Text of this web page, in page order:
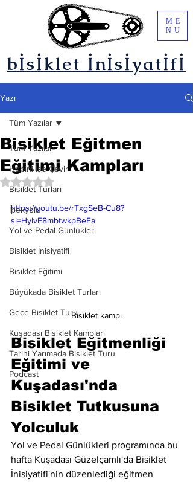
bİsİklet İnİsİyatİfİ
ME
NU
Yazı
Tüm Yazılar
Hobini İşe Çevir
Bisiklet Turları
İpekyolu
Yol ve Pedal Günlükleri
Bisiklet İnisiyatifi
Bisiklet Eğitimi
Büyükada Bisiklet Turları
Gece Bisiklet Turu
Kuşadası Bisiklet Kampları
Tarihi Yarımada Bisiklet Turu
Podcast
Tüm Yazılar
Bisiklet Eğitmen
Eğitimi Kampları
5 üzerinden NaN yıldız
https://youtu.be/rTxgSeB-Cu8?
si=HyIvE8mbtwkpBeEa
Bisiklet kampı
Bisiklet Eğitmenliği
Eğitimi ve
Kuşadası'nda
Bisiklet Tutkusuna
Yolculuk
Yol ve Pedal Günlükleri programında bu
hafta Kuşadası Güzelçamlı'da Bisiklet
İnisiyatifi'nin düzenlediği eğitmen